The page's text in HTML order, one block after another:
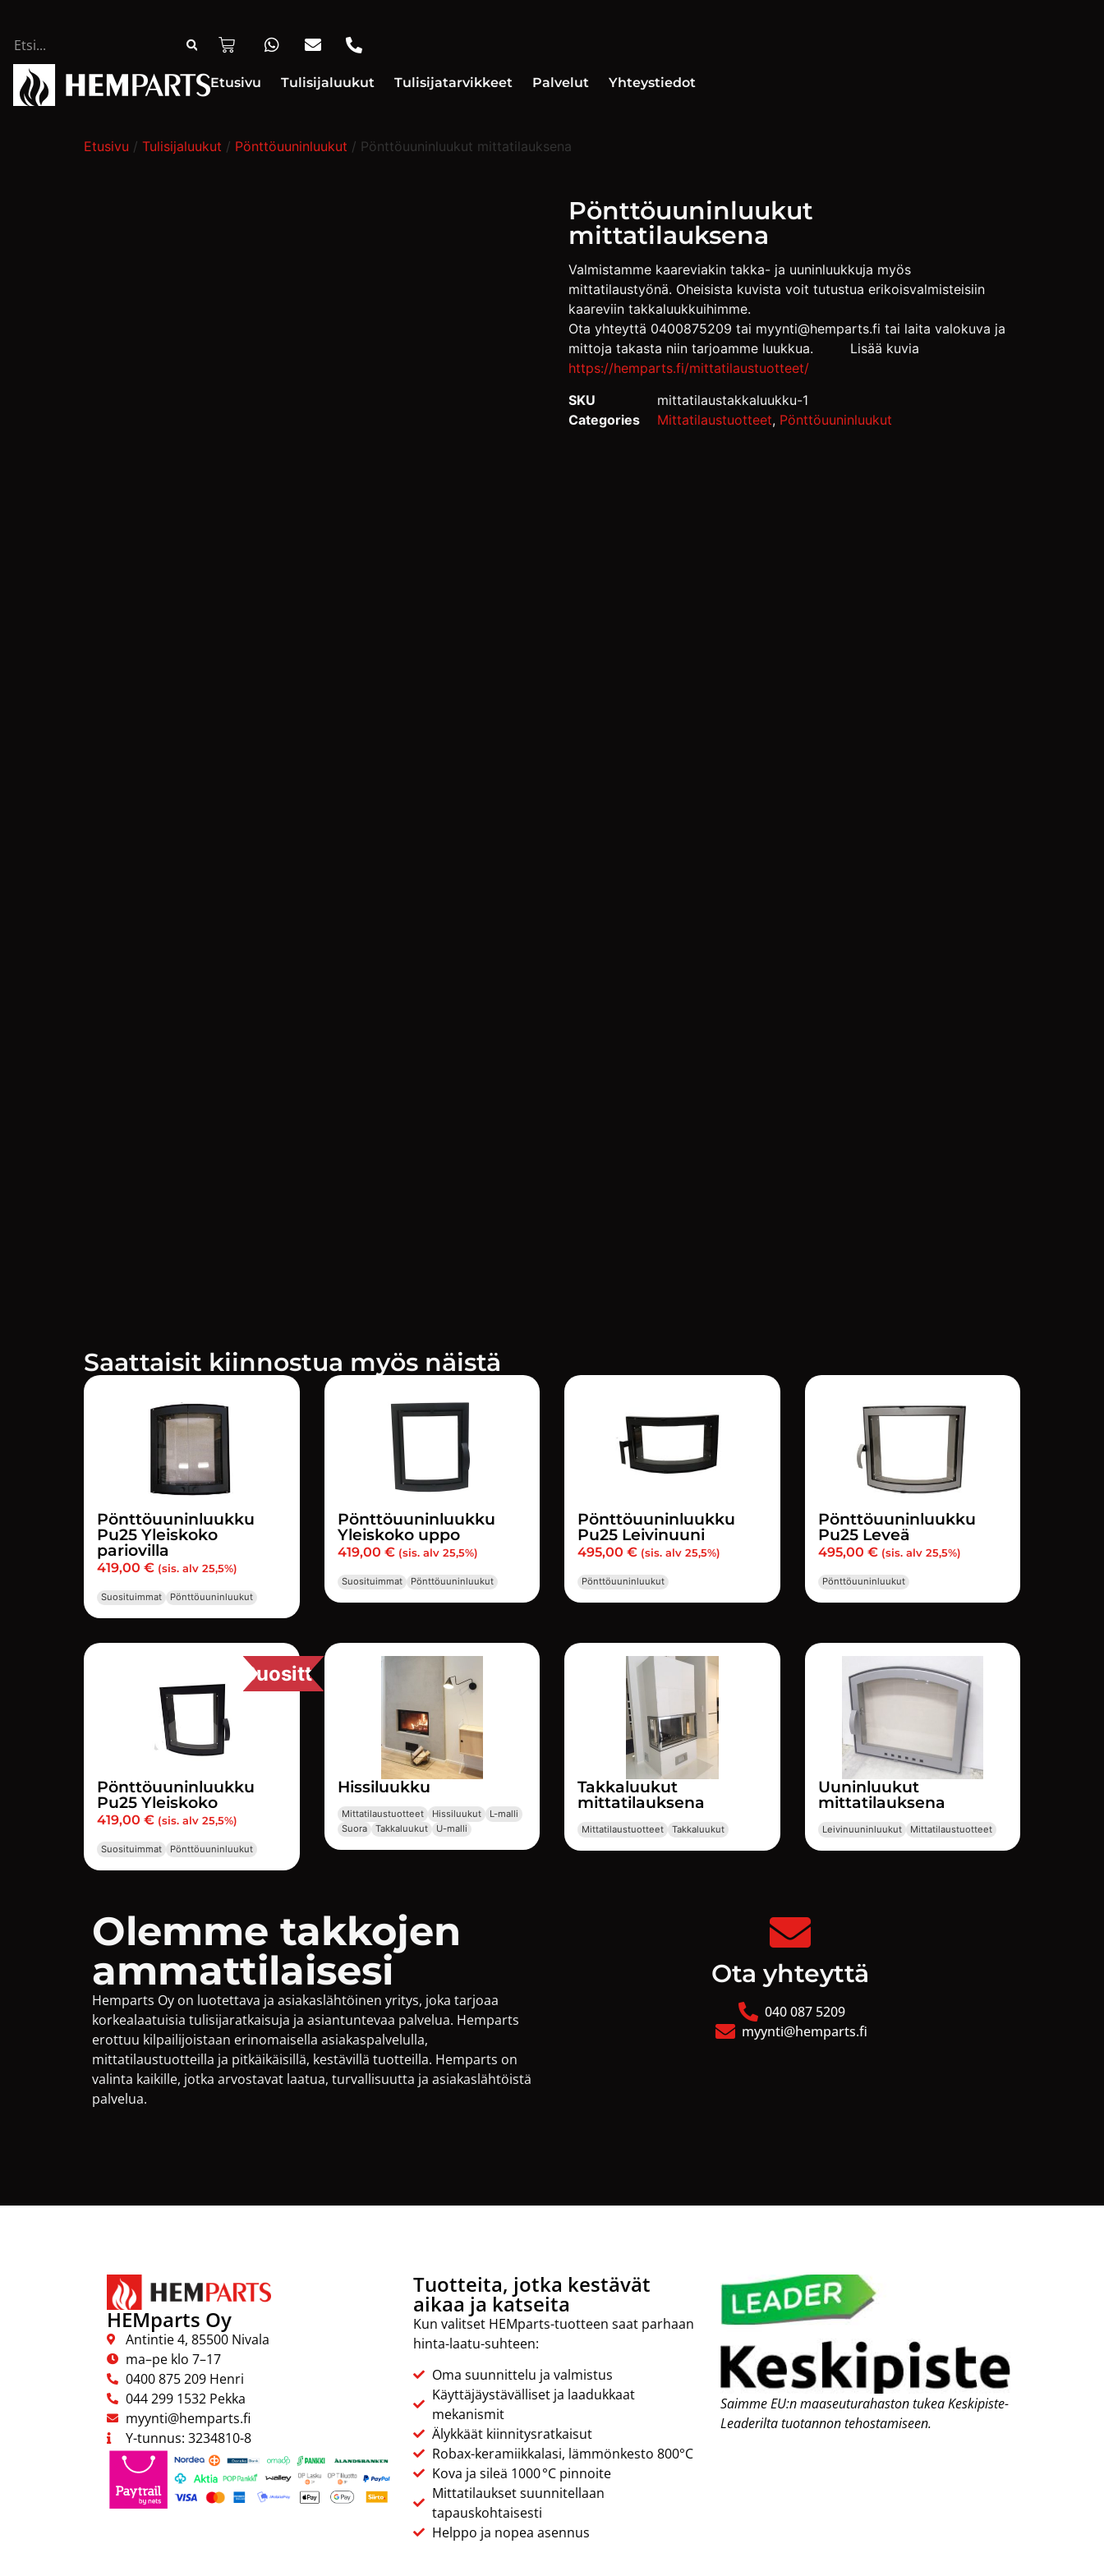
Etusivu Tulisijaluukut Tulisijatarvikkeet Palvelut Yhteystiedot
Etusivu / Tulisijaluukut / Pönttöuuninluukut / Pönttöuuninluukut mittatilauksena
Pönttöuuninluukut
mittatilauksena
Valmistamme kaareviakin takka- ja uuninluukkuja myös
mittatilaustyönä. Oheisista kuvista voit tutustua erikoisvalmisteisiin
kaareviin takkaluukkuihimme.
Ota yhteyttä 0400875209 tai myynti@hemparts.fi tai laita valokuva ja
mittoja takasta niin tarjoamme luukkua. Lisää kuvia
https://hemparts.fi/mittatilaustuotteet/
SKU
mittatilaustakkaluukku-1
Categories
Mittatilaustuotteet, Pönttöuuninluukut
Saattaisit kiinnostua myös näistä
Pönttöuuninluukku
Pu25 Yleiskoko
pariovilla
419,00 € (sis. alv 25,5%)
Suosituimmat Pönttöuuninluukut
Pönttöuuninluukku
Yleiskoko uppo
419,00 € (sis. alv 25,5%)
Suosituimmat Pönttöuuninluukut
Pönttöuuninluukku
Pu25 Leivinuuni
495,00 € (sis. alv 25,5%)
Pönttöuuninluukut
Pönttöuuninluukku
Pu25 Leveä
495,00 € (sis. alv 25,5%)
Pönttöuuninluukut
Suosittu
Pönttöuuninluukku
Pu25 Yleiskoko
419,00 € (sis. alv 25,5%)
Suosituimmat Pönttöuuninluukut
Hissiluukku
Mittatilaustuotteet Hissiluukut
L-malli
Suora
Takkaluukut U-malli
Takkaluukut
mittatilauksena
Mittatilaustuotteet Takkaluukut
Uuninluukut
mittatilauksena
Leivinuuninluukut Mittatilaustuotteet
Olemme takkojen
ammattilaisesi
Hemparts Oy on luotettava ja asiakaslähtöinen yritys, joka tarjoaa
korkealaatuisia tulisijaratkaisuja ja asiantuntevaa palvelua. Hemparts
erottuu kilpailijoistaan erinomaisella asiakaspalvelulla,
mittatilaustuotteilla ja pitkäikäisillä, kestävillä tuotteilla. Hemparts on
valinta kaikille, jotka arvostavat laatua, turvallisuutta ja asiakaslähtöistä
palvelua.
Ota yhteyttä
040 087 5209
myynti@hemparts.fi
HEMparts Oy
Antintie 4, 85500 Nivala
ma–pe klo 7–17
0400 875 209 Henri
044 299 1532 Pekka
myynti@hemparts.fi
Y-tunnus: 3234810-8
Tuotteita, jotka kestävät
aikaa ja katseita
Kun valitset HEMparts-tuotteen saat parhaan
hinta-laatu-suhteen:
Oma suunnittelu ja valmistus
Käyttäjäystävälliset ja laadukkaat
mekanismit
Älykkäät kiinnitysratkaisut
Robax-keramiikkalasi, lämmönkesto 800°C
Kova ja sileä 1000 °C pinnoite
Mittatilaukset suunnitellaan
tapauskohtaisesti
Helppo ja nopea asennus
Saimme EU:n maaseuturahastontukea Keskipiste-
Leaderiltatuotannon tehostamiseen.